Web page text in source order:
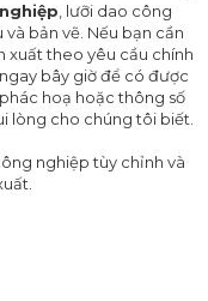
, lưỡi dao công
bản vẽ. Nếu bạn cần
xuất theo yêu cầu chính
bây giờ để có được
hoạ hoặc thông số
lòng cho chúng tôi biết.
nghiệp tùy chỉnh và